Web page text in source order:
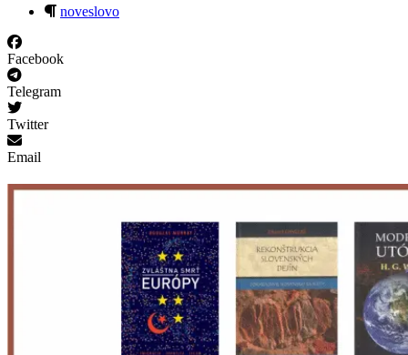
noveslovo
Facebook
Telegram
Twitter
Email